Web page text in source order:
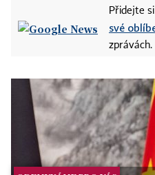
Přidejte
své
zprávách.